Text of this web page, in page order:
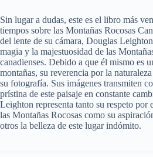
Sin lugar a dudas, este es el libro más
tiempos sobre las Montañas Rocosas
del lente de su cámara, Douglas
magia y la majestuosidad de las
canadienses. Debido a que él mismo es
montañas, su reverencia por la
su fotografía. Sus imágenes transmiten
prístina de este paisaje en constante
Leighton representa tanto su respeto por
las Montañas Rocosas como su
otros la belleza de este lugar indómito.